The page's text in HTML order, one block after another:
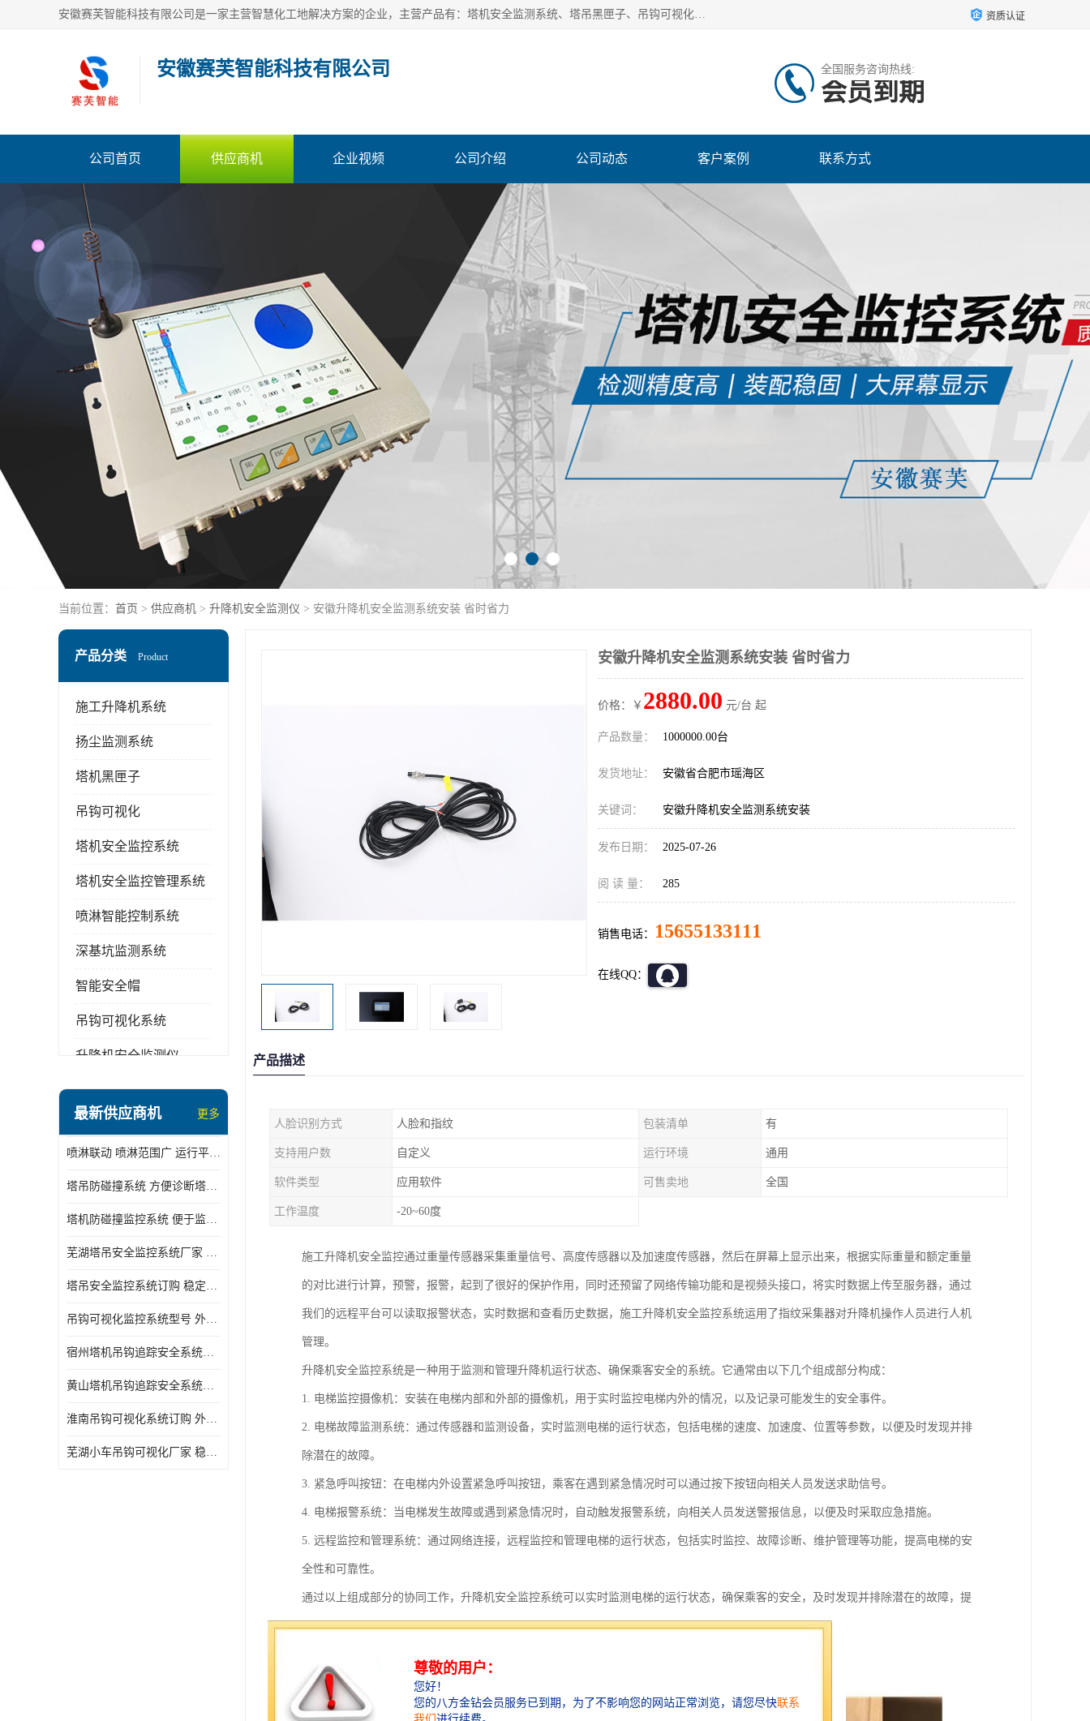
安徽赛芙智能科技有限公司是一家主营智慧化工地解决方案的企业，主营产品有：塔机安全监测系统、塔吊黑匣子、吊钩可视化、吊钩可视化系统、塔机安全监控系统、塔机黑匣子等。创建至今始终关注用户需求，为用户提供有的产品和服务。 资质认证
安徽赛芙智能科技有限公司 全国服务咨询热线:
会员到期
公司首页 供应商机 企业视频 公司介绍 公司动态 客户案例 联系方式
当前位置： 首页 > 供应商机 > 升降机安全监测仪 > 安徽升降机安全监测系统安装 省时省力
产品分类 Product
施工升降机系统
扬尘监测系统
塔机黑匣子
吊钩可视化
塔机安全监控系统
塔机安全监控管理系统
喷淋智能控制系统
深基坑监测系统
智能安全帽
吊钩可视化系统
升降机安全监测仪
最新供应商机 更多
喷淋联动 喷淋范围广 运行平稳 噪音小
塔吊防碰撞系统 方便诊断塔机状态 自动变焦智能化跟踪
塔机防碰撞监控系统 便于监督和管理 主要应用于塔机的实时监控
芜湖塔吊安全监控系统厂家 外观简洁大方 减少盲吊引发的事故
塔吊安全监控系统订购 稳定性高 结构清晰稳定
吊钩可视化监控系统型号 外观简洁大方 信号稳定 抗干扰性强
宿州塔机吊钩追踪安全系统厂家 提高工作效率 结构清晰稳定
黄山塔机吊钩追踪安全系统价格 可远程查看 减少盲吊引发的事故
淮南吊钩可视化系统订购 外观简洁大方 体积小 占用空间小
芜湖小车吊钩可视化厂家 稳定性高 可视吊装 降低盲吊风险
安徽升降机安全监测系统安装 省时省力
价格：￥ 2880.00 元/台 起
产品数量： 1000000.00台
发货地址： 安徽省合肥市瑶海区
关键词： 安徽升降机安全监测系统安装
发布日期： 2025-07-26
阅 读 量： 285
销售电话： 15655133111
在线QQ：
产品描述
人脸识别方式 人脸和指纹 包装清单 有
支持用户数 自定义 运行环境 通用
软件类型 应用软件 可售卖地 全国
工作温度 -20~60度
施工升降机安全监控通过重量传感器采集重量信号、高度传感器以及加速度传感器，然后在屏幕上显示出来，根据实际重量和额定重量
的对比进行计算，预警，报警，起到了很好的保护作用，同时还预留了网络传输功能和是视频头接口，将实时数据上传至服务器，通过
我们的远程平台可以读取报警状态，实时数据和查看历史数据，施工升降机安全监控系统运用了指纹采集器对升降机操作人员进行人机
管理。
升降机安全监控系统是一种用于监测和管理升降机运行状态、确保乘客安全的系统。它通常由以下几个组成部分构成：
1. 电梯监控摄像机：安装在电梯内部和外部的摄像机，用于实时监控电梯内外的情况，以及记录可能发生的安全事件。
2. 电梯故障监测系统：通过传感器和监测设备，实时监测电梯的运行状态，包括电梯的速度、加速度、位置等参数，以便及时发现并排
除潜在的故障。
3. 紧急呼叫按钮：在电梯内外设置紧急呼叫按钮，乘客在遇到紧急情况时可以通过按下按钮向相关人员发送求助信号。
4. 电梯报警系统：当电梯发生故障或遇到紧急情况时，自动触发报警系统，向相关人员发送警报信息，以便及时采取应急措施。
5. 远程监控和管理系统：通过网络连接，远程监控和管理电梯的运行状态，包括实时监控、故障诊断、维护管理等功能，提高电梯的安
全性和可靠性。
通过以上组成部分的协同工作，升降机安全监控系统可以实时监测电梯的运行状态，确保乘客的安全，及时发现并排除潜在的故障，提
高电梯的安全性和可靠性。